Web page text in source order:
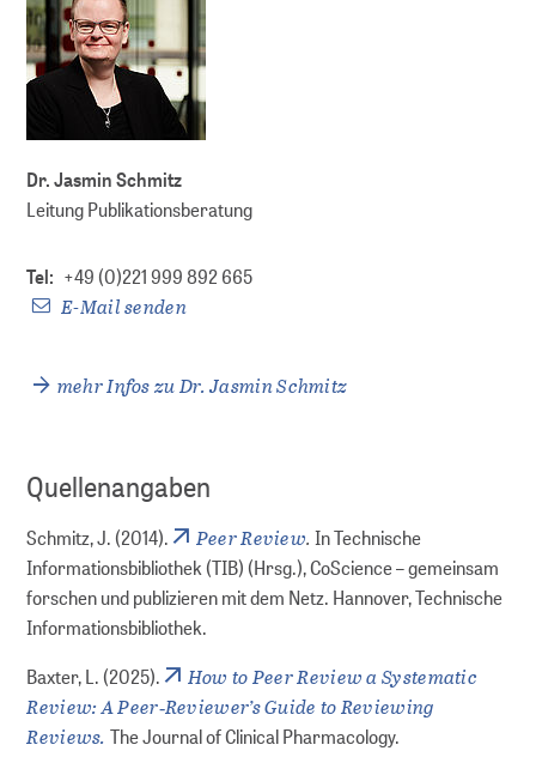
Dr. Jasmin Schmitz
Leitung Publikationsberatung
Tel: +49 (0)221 999 892 665
E-Mail senden
mehr Infos zu Dr. Jasmin Schmitz
Quellenangaben
Schmitz, J. (2014). Peer Review.In Technische
Informationsbibliothek (TIB) (Hrsg.), CoScience – gemeinsam
forschen und publizieren mit dem Netz. Hannover, Technische
Informationsbibliothek.
Baxter, L. (2025).
How to Peer Review a Systematic
Review: A Peer‐Reviewer’s Guide to Reviewing
Reviews. The Journal of Clinical Pharmacology.